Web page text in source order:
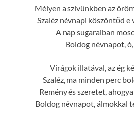
Mélyen a szívünkben az
Szaléz névnapi köszöntőd e
A nap sugaraiban
Boldog névnapot, ó,
Virágok illatával, az ég
Szaléz, ma minden perc
Remény és szeretet,
Boldog névnapot, álmokkal